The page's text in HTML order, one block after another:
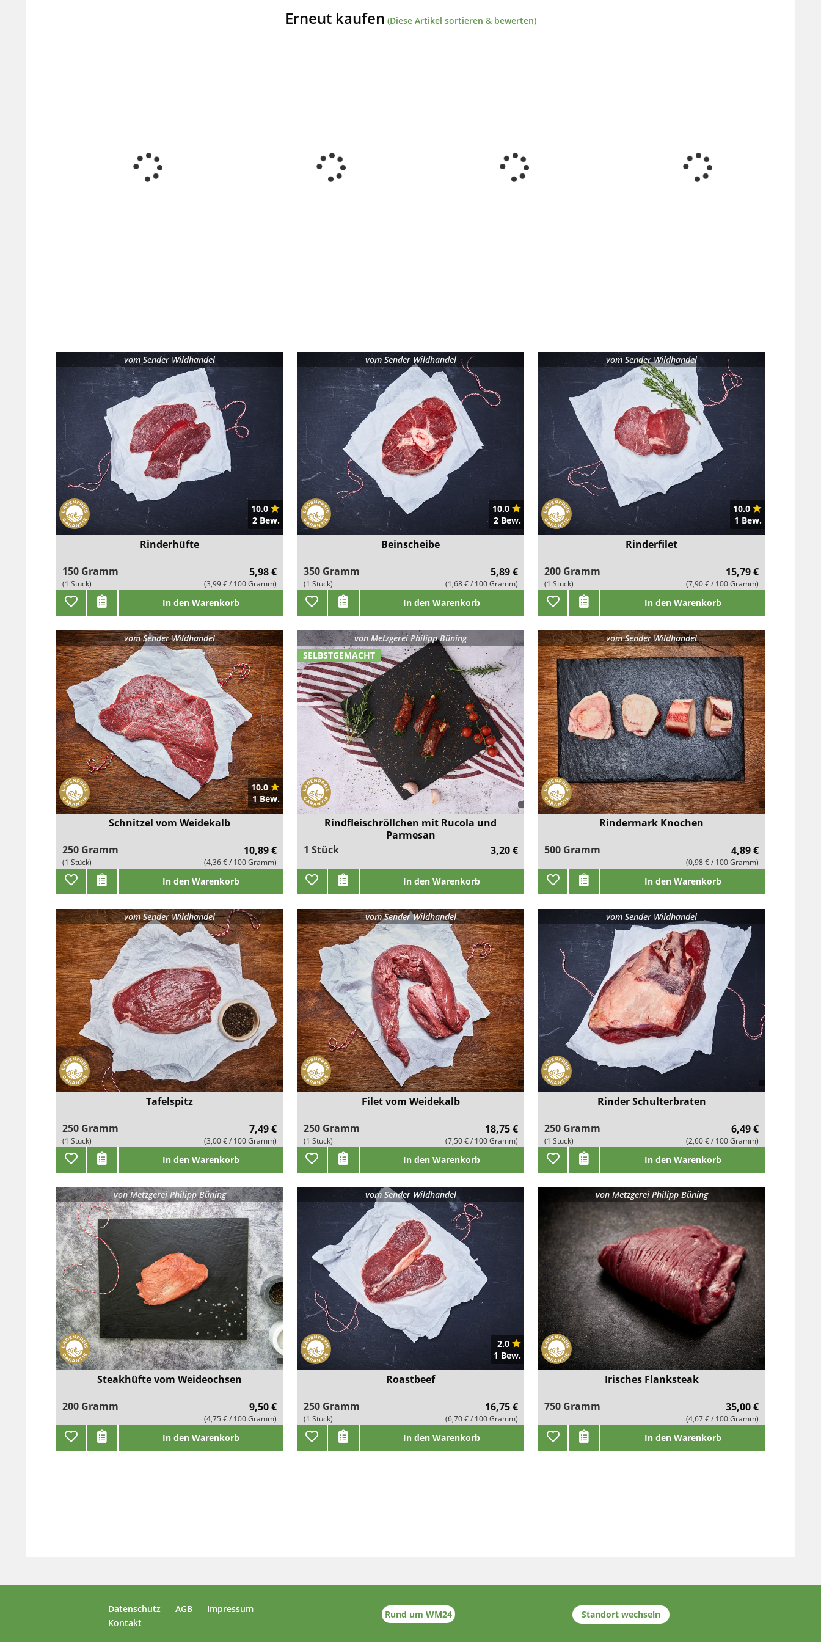
Erneut kaufen (Diese Artikel sortieren & bewerten)
vomSender Wildhandel
10.0
2 Bew.
Rinderhüfte
150 Gramm
(1 Stück)
5,98 €
(3,99 € / 100 Gramm)
In den Warenkorb
vom Sender Wildhandel
10.0
2 Bew.
Beinscheibe
350 Gramm
(1 Stück)
5,89 €
(1,68 € / 100 Gramm)
In den Warenkorb
vomSender Wildhandel
10.0
1 Bew.
Rinderfilet
200 Gramm
(1 Stück)
15,79 €
(7,90 € / 100 Gramm)
In den Warenkorb
vomSender Wildhandel
10.0
1 Bew.
Schnitzel vom Weidekalb
250 Gramm
(1 Stück)
10,89 €
(4,36 € / 100 Gramm)
In den Warenkorb
SELBSTGEMACHT
vonMetzgerei Philipp Büning
Rindfleischröllchen mit Rucola und
Parmesan
1 Stück
3,20 €
In den Warenkorb
vomSender Wildhandel
Rindermark Knochen
500 Gramm
4,89 €
(0,98 € / 100 Gramm)
In den Warenkorb
vomSender Wildhandel
Tafelspitz
250 Gramm
(1 Stück)
7,49 €
(3,00 € / 100 Gramm)
In den Warenkorb
vomSender Wildhandel
Filet vom Weidekalb
250 Gramm
(1 Stück)
18,75 €
(7,50 € / 100 Gramm)
In den Warenkorb
vomSender Wildhandel
Rinder Schulterbraten
250 Gramm
(1 Stück)
6,49 €
(2,60 € / 100 Gramm)
In den Warenkorb
vonMetzgerei Philipp Büning
Steakhüfte vom Weideochsen
200 Gramm
9,50 €
(4,75 € / 100 Gramm)
In den Warenkorb
vom Sender Wildhandel
2.0
1 Bew.
Roastbeef
250 Gramm
(1 Stück)
16,75 €
(6,70 € / 100 Gramm)
In den Warenkorb
von Metzgerei Philipp Büning
Irisches Flanksteak
750 Gramm
35,00 €
(4,67 € / 100 Gramm)
In den Warenkorb
Datenschutz AGB
Impressum
Kontakt
Rund um WM24 Standort wechseln